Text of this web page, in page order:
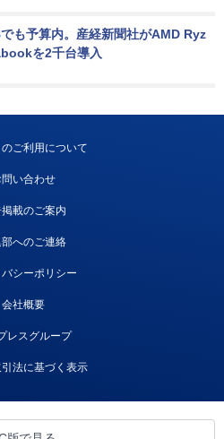
も予算内。産経新聞社がAMD Ryz
を2千台導入
ご利用について
問い合わせ
掲載のご案内
へのご連絡
シーポリシー
会社概要
レスグループ
法に基づく表示